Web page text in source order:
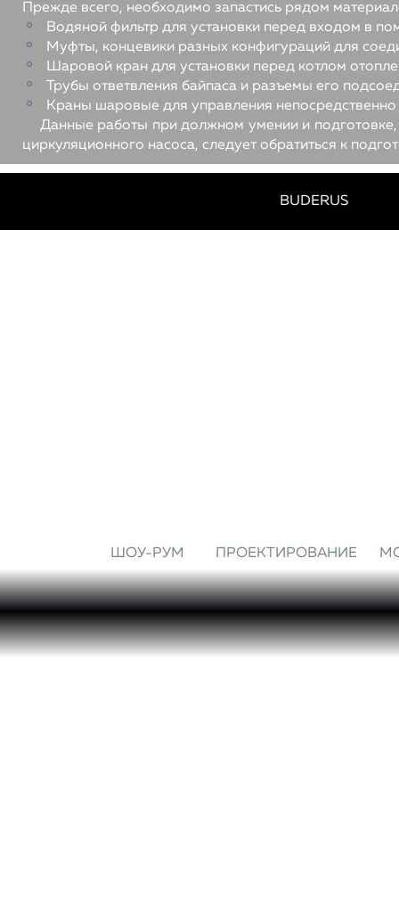
Прежде всего, необходимо запастись рядом
Водяной фильтр для установки перед входом в
Муфты, концевики разных конфигураций для
Шаровой кран для установки перед котлом
Трубы ответвления байпаса и разъемы его
Краны шаровые для управления
Данные работы при должном умении и подготовке,
циркуляционного насоса, следует обратиться к
BUDERUS
ШОУ-РУМ ПРОЕКТИРОВАНИЕ